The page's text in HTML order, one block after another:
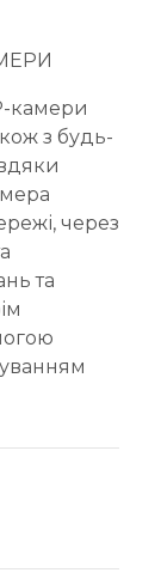
камери
з будь-
через
та